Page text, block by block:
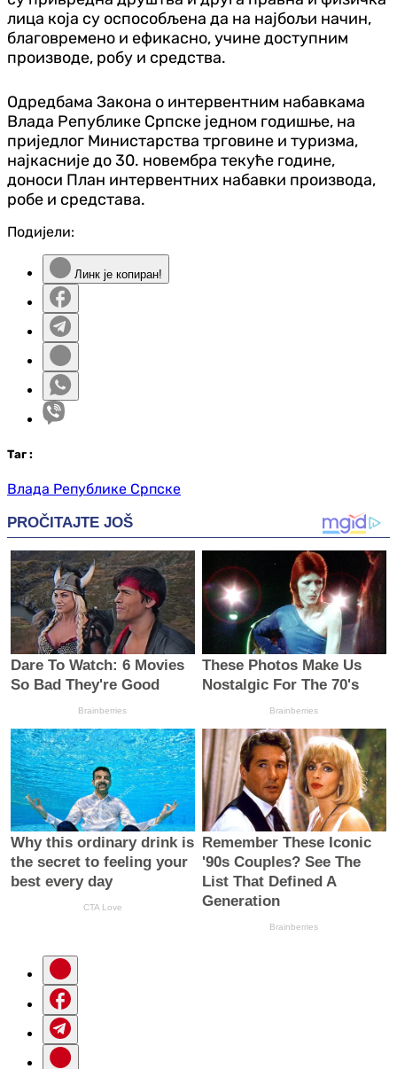
лица која су оспособљена да на најбољи начин,
благовремено и ефикасно, учине доступним
производе, робу и средства.
Одредбама Закона о интервентним набавкама
Влада Републике Српске једном годишње, на
приједлог Министарства трговине и туризма,
најкасније до 30. новембра текуће године,
доноси План интервентних набавки производа,
робе и средстава.
Подијели:
Линк је копиран!
Таг :
Влада Републике Српске